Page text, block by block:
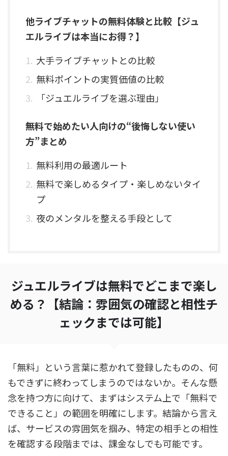
他ライブチャットの無料体験と比較【ジュ
エルライブは本当にお得？】
大手ライブチャットとの比較
無料ポイントの実質価値の比較
「ジュエルライブを選ぶ理由」
無料で始めたい人向けの“後悔しない使い
方”まとめ
無料利用の最適ルート
無料で楽しめるタイプ・楽しめないタイ
プ
夜のメンタルを整える手段として
ジュエルライブは無料でどこまで楽し
める？【結論：雰囲気の確認と相性チ
ェックまでは可能】
「無料」という言葉に惹かれて登録したものの、何
もできずに終わってしまうのではないか。そんな懸
念を持つ方に向けて、まずはシステム上で「無料で
できること」の範囲を明確にします。結論から言え
ば、サービスの雰囲気を掴み、特定の相手との相性
を確認する段階までは、課金なしでも可能です。